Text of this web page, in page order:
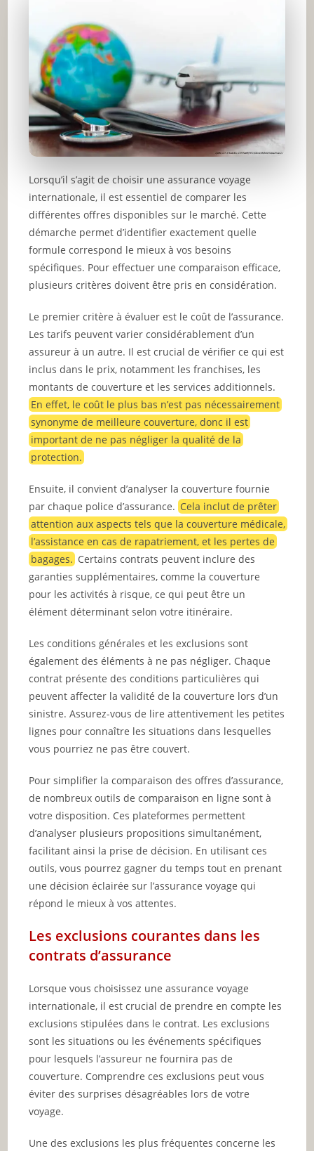
Lorsqu’il s’agit de choisir une assurance voyage
internationale, il est essentiel de comparer les
différentes offres disponibles sur le marché. Cette
démarche permet d’identifier exactement quelle
formule correspond le mieux à vos besoins
spécifiques. Pour effectuer une comparaison efficace,
plusieurs critères doivent être pris en considération.
Le premier critère à évaluer est le coût de l’assurance.
Les tarifs peuvent varier considérablement d’un
assureur à un autre. Il est crucial de vérifier ce qui est
inclus dans le prix, notamment les franchises, les
montants de couverture et les services additionnels.
En effet, le coût le plus bas n’est pas nécessairement
synonyme de meilleure couverture, donc il est
important de ne pas négliger la qualité de la
protection.
Ensuite, il convient d’analyser la couverture fournie
par chaque police d’assurance.Cela inclut de prêter
attention aux aspects tels que la couverture médicale,
l’assistance en cas de rapatriement, et les pertes de
bagages. Certains contrats peuvent inclure des
garanties supplémentaires, comme la couverture
pour les activités à risque, ce qui peut être un
élément déterminant selon votre itinéraire.
Les conditions générales et les exclusions sont
également des éléments à ne pas négliger. Chaque
contrat présente des conditions particulières qui
peuvent affecter la validité de la couverture lors d’un
sinistre. Assurez-vous de lire attentivement les petites
lignes pour connaître les situations dans lesquelles
vous pourriez ne pas être couvert.
Pour simplifier la comparaison des offres d’assurance,
de nombreux outils de comparaison en ligne sont à
votre disposition. Ces plateformes permettent
d’analyser plusieurs propositions simultanément,
facilitant ainsi la prise de décision. En utilisant ces
outils, vous pourrez gagner du temps tout en prenant
une décision éclairée sur l’assurance voyage qui
répond le mieux à vos attentes.
Les exclusions courantes dans les
contrats d’assurance
Lorsque vous choisissez une assurance voyage
internationale, il est crucial de prendre en compte les
exclusions stipulées dans le contrat. Les exclusions
sont les situations ou les événements spécifiques
pour lesquels l’assureur ne fournira pas de
couverture. Comprendre ces exclusions peut vous
éviter des surprises désagréables lors de votre
voyage.
Une des exclusions les plus fréquentes concerne les